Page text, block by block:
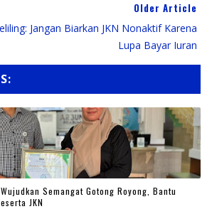
Older Article
Jangan Biarkan JKN Nonaktif Karena
Lupa Bayar Iuran
Semangat Gotong Royong, Bantu
JKN